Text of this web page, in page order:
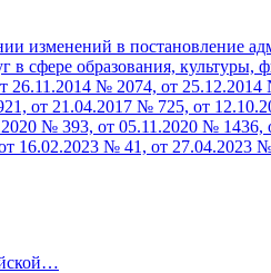
изменений в постановление
сфере образования, культуры,
№ 2074, от
от 21.04.2017 № 725, от
№ 393, от 05.11.2020 №
16.02.2023 № 41, от